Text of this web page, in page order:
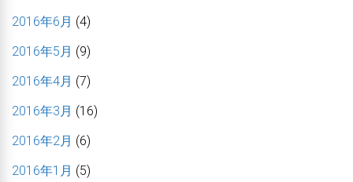
2016年6月 (4)
2016年5月 (9)
2016年4月 (7)
2016年3月 (16)
2016年2月 (6)
2016年1月 (5)